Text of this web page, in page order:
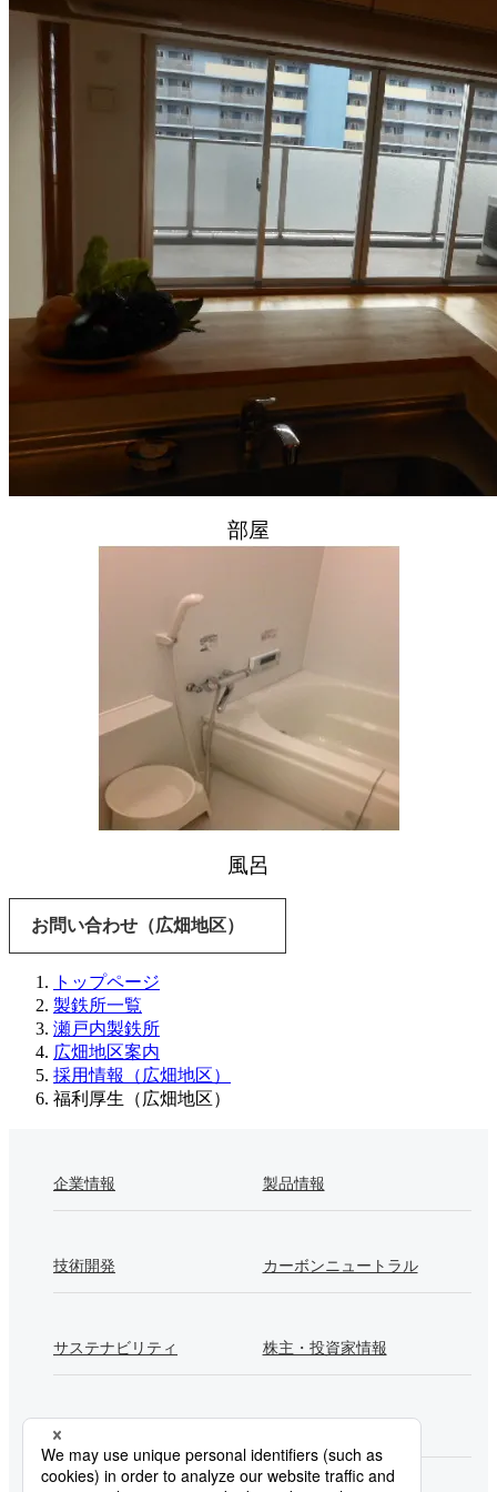
部屋
風呂
お問い合わせ（広畑地区）
トップページ
製鉄所一覧
瀬戸内製鉄所
広畑地区案内
採用情報（広畑地区）
福利厚生（広畑地区）
企業情報 製品情報
技術開発 カーボンニュートラル
サステナビリティ 株主・投資家情報
採用情報